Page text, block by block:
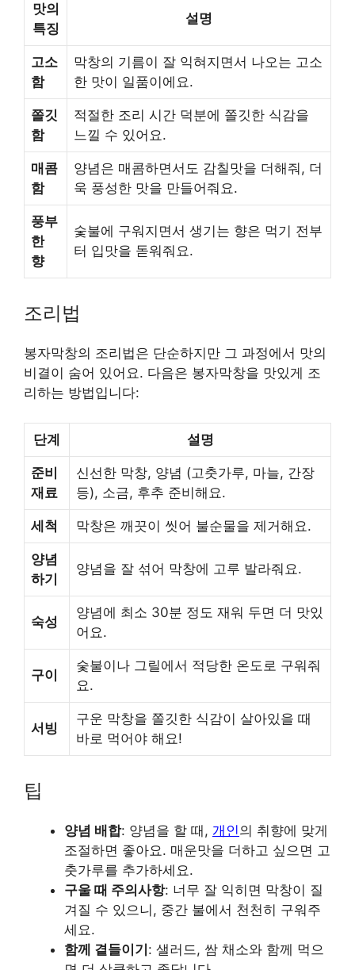
맛의
특징
설명
고소
함
막창의 기름이 잘 익혀지면서 나오는 고소
한 맛이 일품이에요.
쫄깃
함
적절한 조리 시간 덕분에 쫄깃한 식감을
느낄 수 있어요.
매콤
함
양념은 매콤하면서도 감칠맛을 더해줘, 더
욱 풍성한 맛을 만들어줘요.
풍부
한
향
숯불에 구워지면서 생기는 향은 먹기 전부
터 입맛을 돋워줘요.
조리법
봉자막창의 조리법은 단순하지만 그 과정에서 맛의
비결이 숨어 있어요. 다음은 봉자막창을 맛있게 조
리하는 방법입니다:
단계 설명
준비
재료
신선한 막창, 양념 (고춧가루, 마늘, 간장
등), 소금, 후추 준비해요.
세척 막창은 깨끗이 씻어 불순물을 제거해요.
양념
하기
양념을 잘 섞어 막창에 고루 발라줘요.
숙성
양념에 최소 30분 정도 재워 두면 더 맛있
어요.
구이
숯불이나 그릴에서 적당한 온도로 구워줘
요.
서빙
구운 막창을 쫄깃한 식감이 살아있을 때
바로 먹어야 해요!
팁
양념 배합: 양념을 할 때, 개인의 취향에 맞게
조절하면 좋아요. 매운맛을 더하고 싶으면 고
춧가루를 추가하세요.
구울 때 주의사항: 너무 잘 익히면 막창이 질
겨질 수 있으니, 중간 불에서 천천히 구워주
세요.
함께 곁들이기: 샐러드, 쌈 채소와 함께 먹으